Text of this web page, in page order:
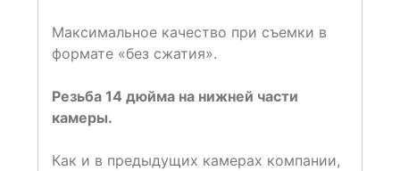
Максимальное качество при съемки в
формате «без сжатия».
Резьба 14 дюйма на нижней части
камеры.
Как и в предыдущих камерах компании,